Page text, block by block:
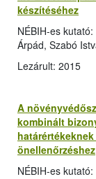
készítéséhez
NÉBIH-es
Árpád, Szabó
Lezárult: 2015
A
kombinált
önellenőrzéshez
NÉBIH-es